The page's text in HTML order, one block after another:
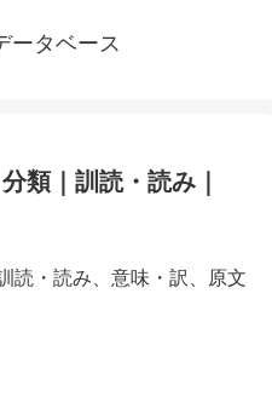
ータベース
類｜訓読・読み｜
読・読み、意味・訳、原文